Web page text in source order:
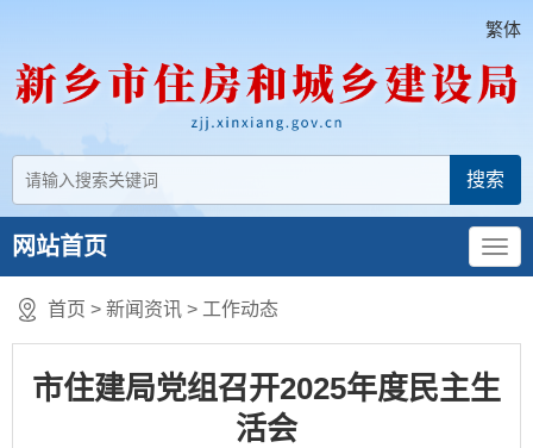
繁体
网站首页
首页 > 新闻资讯 > 工作动态
市住建局党组召开2025年度民主生
活会